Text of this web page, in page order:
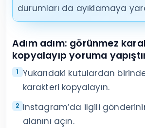
durumları da ayıklamaya
Adım adım: görünmez
kopyalayıp yoruma
Yukarıdaki kutulardan
karakteri kopyalayın.
Instagram’da ilgili
alanını açın.